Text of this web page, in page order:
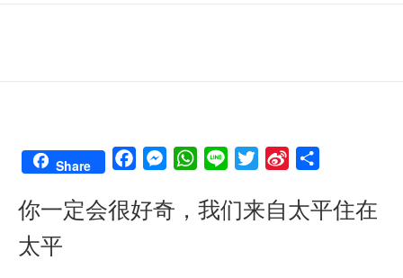
Share
c
s
W
a
n
i
n
a
你一定会很好奇，我们来自太平住在
太平